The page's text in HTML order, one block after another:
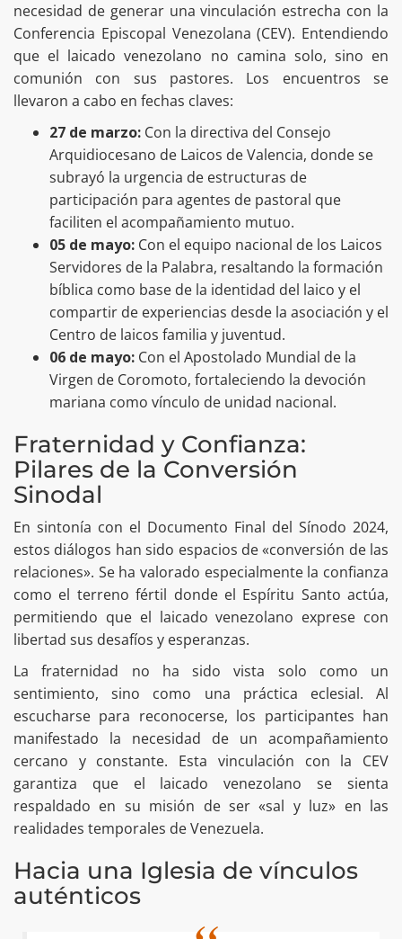
necesidad de generar una vinculación estrecha con la
Conferencia Episcopal Venezolana (CEV). Entendiendo
que el laicado venezolano no camina solo, sino en
comunión con sus pastores. Los encuentros se
llevaron a cabo en fechas claves:
27 de marzo: Con la directiva del Consejo
Arquidiocesano de Laicos de Valencia, donde se
subrayó la urgencia de estructuras de
participación para agentes de pastoral que
faciliten el acompañamiento mutuo.
05 de mayo: Con el equipo nacional de los Laicos
Servidores de la Palabra, resaltando la formación
bíblica como base de la identidad del laico y el
compartir de experiencias desde la asociación y el
Centro de laicos familia y juventud.
06 de mayo: Con el Apostolado Mundial de la
Virgen de Coromoto, fortaleciendo la devoción
mariana como vínculo de unidad nacional.
Fraternidad y Confianza:
Pilares de la Conversión
Sinodal
En sintonía con el Documento Final del Sínodo 2024,
estos diálogos han sido espacios de «conversión de las
relaciones». Se ha valorado especialmente la confianza
como el terreno fértil donde el Espíritu Santo actúa,
permitiendo que el laicado venezolano exprese con
libertad sus desafíos y esperanzas.
La fraternidad no ha sido vista solo como un
sentimiento, sino como una práctica eclesial. Al
escucharse para reconocerse, los participantes han
manifestado la necesidad de un acompañamiento
cercano y constante. Esta vinculación con la CEV
garantiza que el laicado venezolano se sienta
respaldado en su misión de ser «sal y luz» en las
realidades temporales de Venezuela.
Hacia una Iglesia de vínculos
auténticos